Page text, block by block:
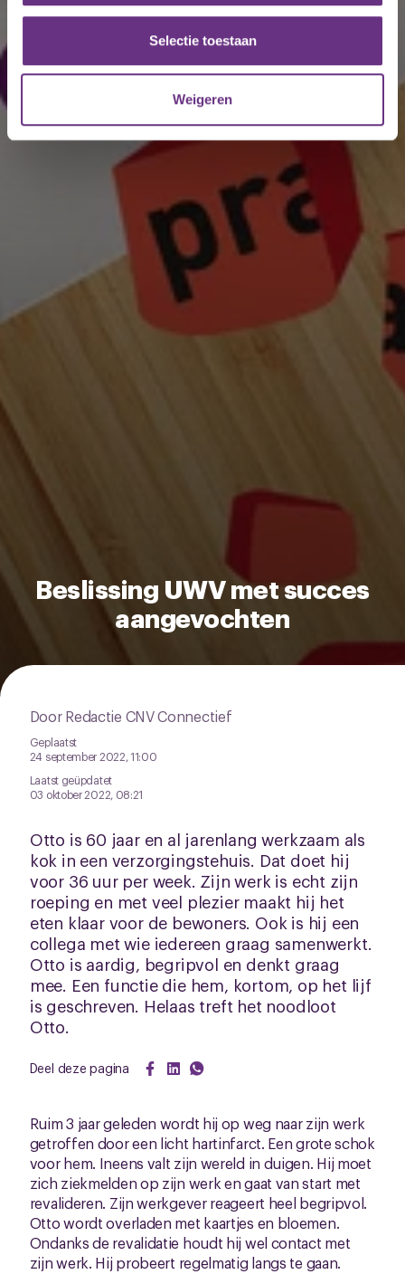
partners voor social media, adverteren en analyse. Deze
partners kunnen deze gegevens combineren met andere
verzameld op basis van uw gebruik van hun services.
U kunt uw toestemming op elk moment wijzigen of
cookieverklaring
of door te klikken op
het ronde cookie-instellingenicoontje linksonder op de
Selectie toestaan
Weigeren
Beslissing UWV met succes
aangevochten
Door Redactie CNV Connectief
Geplaatst
24 september 2022, 11:00
Laatst geüpdatet
03 oktober 2022, 08:21
Otto is 60 jaar en al jarenlang werkzaam als
kok in een verzorgingstehuis. Dat doet hij
voor 36 uur per week. Zijn werk is echt zijn
roeping en met veel plezier maakt hij het
eten klaar voor de bewoners. Ook is hij een
collega met wie iedereen graag samenwerkt.
Otto is aardig, begripvol en denkt graag
mee. Een functie die hem, kortom, op het lijf
is geschreven. Helaas treft het noodloot
Otto.
Deel deze pagina
Ruim 3 jaar geleden wordt hij op weg naar zijn werk
getroffen door een licht hartinfarct. Een grote schok
voor hem. Ineens valt zijn wereld in duigen. Hij moet
zich ziekmelden op zijn werk en gaat van start met
revalideren. Zijn werkgever reageert heel begripvol.
Otto wordt overladen met kaartjes en bloemen.
Ondanks de revalidatie houdt hij wel contact met
zijn werk. Hij probeert regelmatig langs te gaan.